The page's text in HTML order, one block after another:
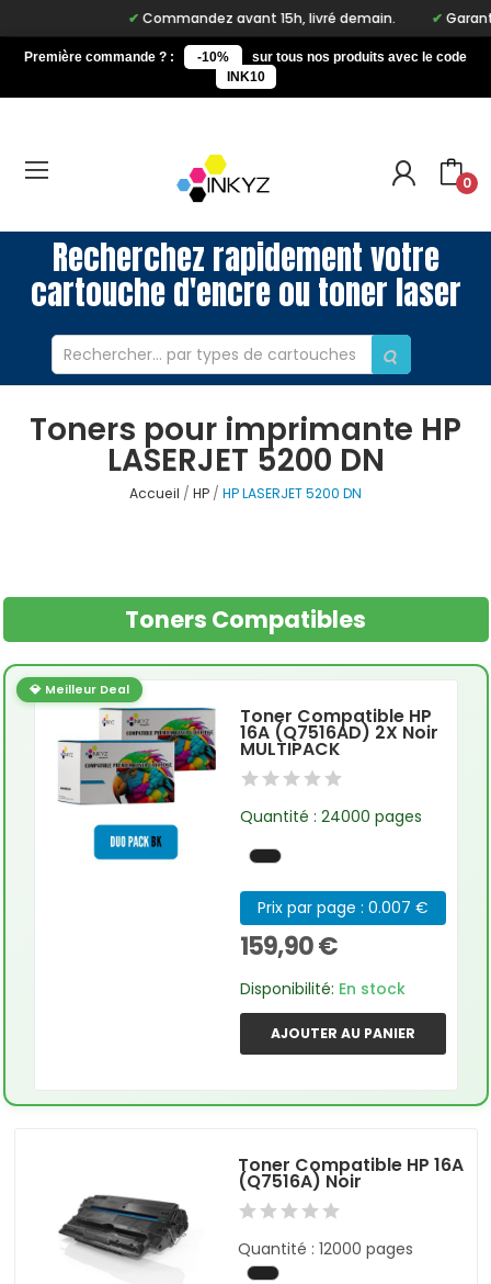
Commandez avant 15h, livré demain.
Première commande ? : -10%
sur tous nos produits avec le code
INK10
0
Recherchez rapidement votre
cartouche d'encre ou toner laser
Toners pour imprimante HP
LASERJET 5200 DN
Accueil HP HP LASERJET 5200 DN
Toners Compatibles
💎 Meilleur Deal
Toner Compatible HP
16A (Q7516AD) 2X Noir
MULTIPACK
Quantité : 24000 pages
Prix par page : 0.007 €
159,90 €
Disponibilité: En stock
AJOUTER AU PANIER
Toner Compatible HP 16A
(Q7516A) Noir
Quantité : 12000 pages